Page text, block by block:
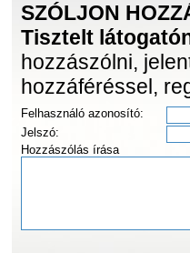
SZÓLJON
Tisztelt
hozzászólni,
hozzáféréssel,
Felhasználó azonosító:
Jelszó:
Hozzászólás írása